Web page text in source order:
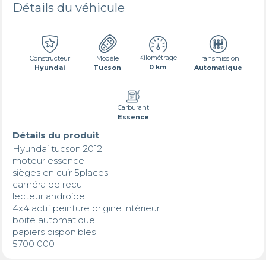
Détails du véhicule
Constructeur
Hyundai
Modèle
Tucson
Kilométrage
0 km
Transmission
Automatique
Carburant
Essence
Détails du produit
Hyundai tucson 2012
moteur essence
sièges en cuir 5places
caméra de recul
lecteur androide
4x4 actif peinture origine intérieur
boite automatique
papiers disponibles
5700 000